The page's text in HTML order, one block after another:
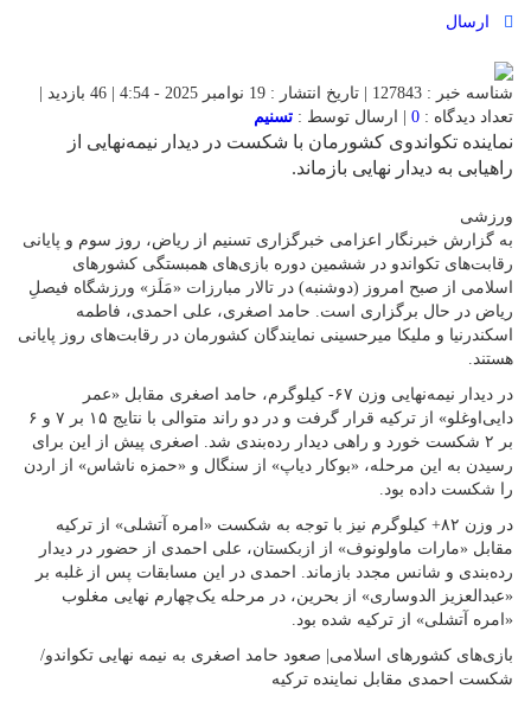
ارسال
شناسه خبر : 127843 | تاریخ انتشار : 19 نوامبر 2025 - 4:54 | 46 بازدید |
تعداد دیدگاه : 0 | ارسال توسط : تسنیم
نماینده تکواندوی کشورمان با شکست در دیدار نیمه‌نهایی از
راهیابی به دیدار نهایی بازماند.
ورزشی
به گزارش خبرنگار اعزامی خبرگزاری تسنیم از ریاض، روز سوم و پایانی
رقابت‌های تکواندو در ششمین دوره بازی‌های همبستگی کشورهای
اسلامی از صبح امروز (دوشنبه) در تالار مبارزات «مَلَز» ورزشگاه فیصلِ
ریاض در حال برگزاری است. حامد اصغری، علی احمدی، فاطمه
اسکندرنیا و ملیکا میرحسینی نمایندگان کشورمان در رقابت‌های روز پایانی
هستند.
در دیدار نیمه‌نهایی وزن ۶۷- کیلوگرم، حامد اصغری مقابل «عمر
دایی‌اوغلو» از ترکیه قرار گرفت و در دو راند متوالی با نتایج ۱۵ بر ۷ و ۶
بر ۲ شکست خورد و راهی دیدار رده‌بندی شد. اصغری پیش از این برای
رسیدن به این مرحله، «بوکار دیاپ» از سنگال و «حمزه ناشاس» از اردن
را شکست داده بود.
در وزن ۸۲+ کیلوگرم نیز با توجه به شکست «امره آتشلی» از ترکیه
مقابل «مارات ماولونوف» از ازبکستان، علی احمدی از حضور در دیدار
رده‌بندی و شانس مجدد بازماند. احمدی در این مسابقات پس از غلبه بر
«عبدالعزیز الدوساری» از بحرین، در مرحله یک‌چهارم نهایی مغلوب
«امره آتشلی» از ترکیه شده بود.
بازی‌های کشورهای اسلامی| صعود حامد اصغری به نیمه نهایی تکواندو/
شکست احمدی مقابل نماینده ترکیه